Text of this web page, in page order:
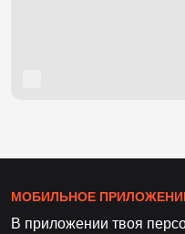
МОБИЛЬНОЕ
В приложении твоя